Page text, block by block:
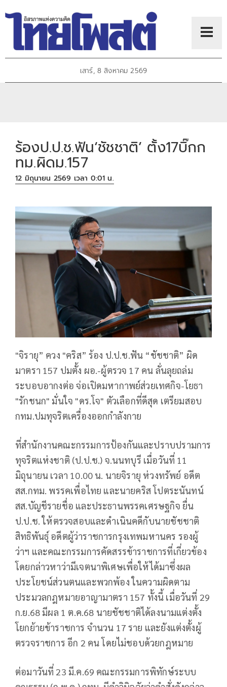
เสาร์, 8 สิงหาคม 2569
ร้องป.ป.ช.ฟัน‘ชัชชาติ’ ตั้ง17บิ๊กก
ทม.ผิดม.157
12 มิถุนายน 2569 เวลา 0:01 น.
"จิรายุ” ควง "คริส” ร้อง ป.ป.ช.ฟัน “ชัชชาติ” ผิด
มาตรา 157 ปมตั้ง ผอ.-ผู้ตรวจ 17 คน ลั่นลุยถล่ม
ระบอบอากงต่อ จ่อเปิดมหากาพย์ส่วยเทศกิจ-โยธา
"รักชนก" มั่นใจ "ดร.โจ" ตัวเลือกที่ดีสุด เตรียมสอบ
กทม.ปมทุจริตเครื่องออกกำลังกาย
ที่สำนักงานคณะกรรมการป้องกันและปราบปรามการ
ทุจริตแห่งชาติ (ป.ป.ช.) จ.นนทบุรี เมื่อวันที่ 11
มิถุนายน เวลา 10.00 น. นายจิรายุ ห่วงทรัพย์ อดีต
สส.กทม. พรรคเพื่อไทย และนายคริส โปตระนันทน์
สส.บัญชีรายชื่อ และประธานพรรคเศรษฐกิจ ยื่น
ป.ป.ช. ให้ตรวจสอบและดำเนินคดีกับนายชัชชาติ
สิทธิพันธุ์ อดีตผู้ว่าราชการกรุงเทพมหานคร รองผู้
ว่าฯ และคณะกรรมการคัดสรรข้าราชการที่เกี่ยวข้อง
โดยกล่าวหาว่ามีเจตนาพิเศษเพื่อให้ได้มาซึ่งผล
ประโยชน์ส่วนตนและพวกพ้อง ในความผิดตาม
ประมวลกฎหมายอาญามาตรา 157 ทั้งนี้ เมื่อวันที่ 29
ก.ย.68 มีผล 1 ต.ค.68 นายชัชชาติได้ลงนามแต่งตั้ง
โยกย้ายข้าราชการ จำนวน 17 ราย และยังแต่งตั้งผู้
ตรวจราชการ อีก 2 คน โดยไม่ชอบด้วยกฎหมาย
ต่อมาวันที่ 23 มี.ค.69 คณะกรรมการพิทักษ์ระบบ